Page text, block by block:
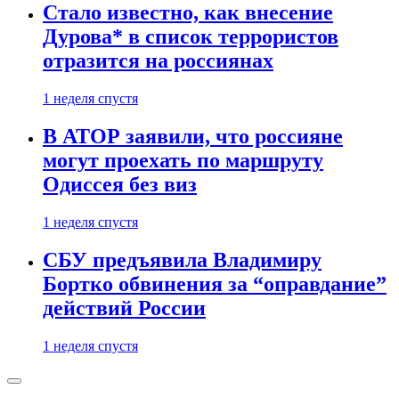
Стало известно, как внесение
Дурова* в список террористов
отразится на россиянах
1 неделя спустя
В АТОР заявили, что россияне
могут проехать по маршруту
Одиссея без виз
1 неделя спустя
СБУ предъявила Владимиру
Бортко обвинения за “оправдание”
действий России
1 неделя спустя